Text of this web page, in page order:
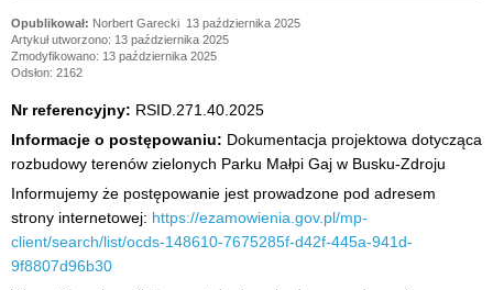
Norbert Garecki 13 października 2025
Artykuł utworzono: 13 października 2025
Zmodyfikowano: 13 października 2025
Odsłon: 2162
Nr referencyjny: RSID.271.40.2025
Informacje o postępowaniu: Dokumentacja projektowa dotycząca
rozbudowy terenów zielonych Parku Małpi Gaj w Busku-Zdroju
Informujemy że postępowanie jest prowadzone pod adresem
strony internetowej: https://ezamowienia.gov.pl/mp-
client/search/list/ocds-148610-7675285f-d42f-445a-941d-
9f8807d96b30